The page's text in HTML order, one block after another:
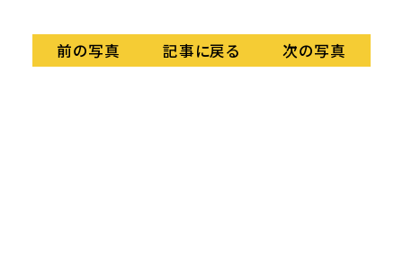
前の写真 記事に戻る 次の写真